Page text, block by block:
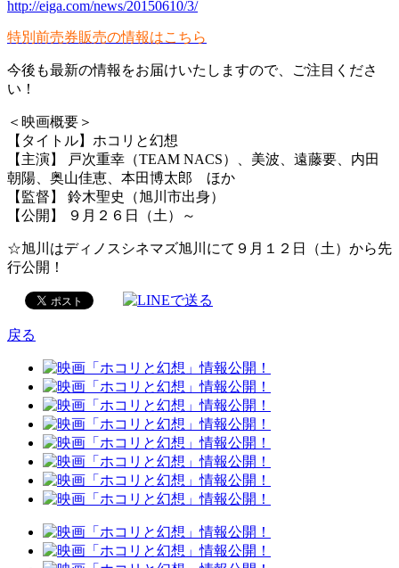
http://eiga.com/news/20150610/3/
特別前売券販売の情報はこちら
今後も最新の情報をお届けいたしますので、ご注目くださ
い！
＜映画概要＞
【タイトル】ホコリと幻想
【主演】 戸次重幸（TEAM NACS）、美波、遠藤要、内田
朝陽、奥山佳恵、本田博太郎 ほか
【監督】 鈴木聖史（旭川市出身）
【公開】 ９月２６日（土）～
☆旭川はディノスシネマズ旭川にて９月１２日（土）から先
行公開！
戻る